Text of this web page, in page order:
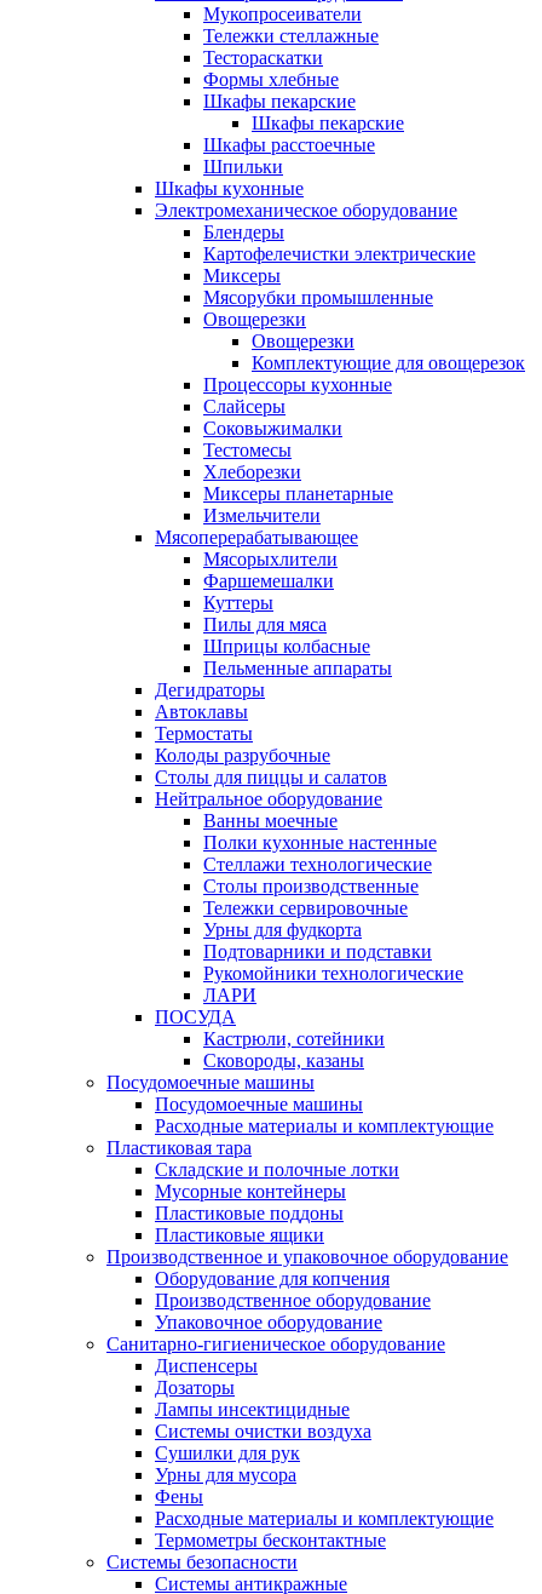
Мукопросеиватели
Тележки стеллажные
Тестораскатки
Формы хлебные
Шкафы пекарские
Шкафы пекарские
Шкафы расстоечные
Шпильки
Шкафы кухонные
Электромеханическое оборудование
Блендеры
Картофелечистки электрические
Миксеры
Мясорубки промышленные
Овощерезки
Овощерезки
Комплектующие для овощерезок
Процессоры кухонные
Слайсеры
Соковыжималки
Тестомесы
Хлеборезки
Миксеры планетарные
Измельчители
Мясоперерабатывающее
Мясорыхлители
Фаршемешалки
Куттеры
Пилы для мяса
Шприцы колбасные
Пельменные аппараты
Дегидраторы
Автоклавы
Термостаты
Колоды разрубочные
Столы для пиццы и салатов
Нейтральное оборудование
Ванны моечные
Полки кухонные настенные
Стеллажи технологические
Столы производственные
Тележки сервировочные
Урны для фудкорта
Подтоварники и подставки
Рукомойники технологические
ЛАРИ
ПОСУДА
Кастрюли, сотейники
Сковороды, казаны
Посудомоечные машины
Посудомоечные машины
Расходные материалы и комплектующие
Пластиковая тара
Складские и полочные лотки
Мусорные контейнеры
Пластиковые поддоны
Пластиковые ящики
Производственное и упаковочное оборудование
Оборудование для копчения
Производственное оборудование
Упаковочное оборудование
Санитарно-гигиеническое оборудование
Диспенсеры
Дозаторы
Лампы инсектицидные
Системы очистки воздуха
Сушилки для рук
Урны для мусора
Фены
Расходные материалы и комплектующие
Термометры бесконтактные
Системы безопасности
Системы антикражные